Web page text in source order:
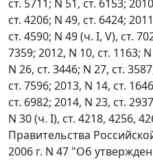
ст. 5711; N 51, ст. 6153;
ст. 4206; N 49, ст. 6424;
ст. 4590; N 49 (ч. I, V), ст.
7359; 2012, N 10, ст. 1163;
N 26, ст. 3446; N 27, ст.
ст. 7596; 2013, N 14, ст.
ст. 6982; 2014, N 23, ст.
N 30 (ч. I), ст. 4218, 4256,
Правительства
2006 г. N 47 "Об